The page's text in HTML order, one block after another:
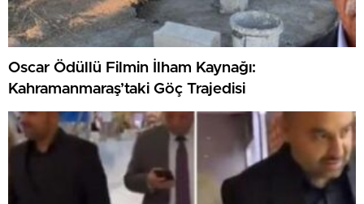
Oscar Ödüllü Filmin İlham Kaynağı:
Kahramanmaraş’taki Göç Trajedisi